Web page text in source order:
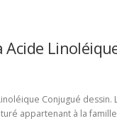
Acide
Conjugué
appartenant à la